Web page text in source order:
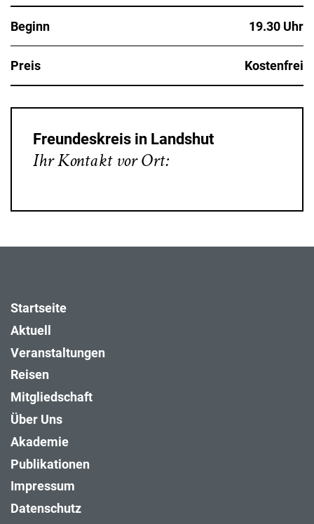
Beginn 19.30 Uhr
Preis Kostenfrei
Freundeskreis in Landshut
Ihr Kontakt vor Ort:
Startseite
Aktuell
Veranstaltungen
Reisen
Mitgliedschaft
Über Uns
Akademie
Publikationen
Impressum
Datenschutz